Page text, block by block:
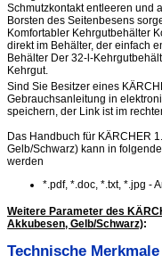
Schmutzkontakt entleeren und
Borsten des Seitenbesens
Komfortabler Kehrgutbehälter
direkt im Behälter, der einfach
Behälter Der 32-l-
Kehrgut.
Sind Sie Besitzer eines
Gebrauchsanleitung in
speichern, der Link ist im
Das Handbuch für KÄRCHER
Gelb/Schwarz) kann in
werden
*.pdf, *.doc, *.txt, *.jpg -
Weitere Parameter des
Akkubesen, Gelb/Schwarz):
Technische Merkmale